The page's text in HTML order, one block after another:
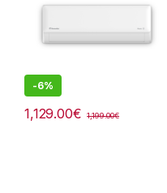
-6%
1,129.00€ 1,199.00€